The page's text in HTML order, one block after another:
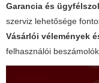
Garancia és
szerviz lehetősége
Vásárlói vélemények
felhasználói